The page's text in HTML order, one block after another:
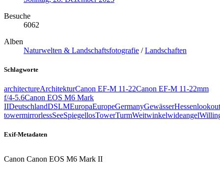
Besuche
6062
Alben
Naturwelten & Landschaftsfotografie /Landschaften
Schlagworte
architectureArchitekturCanon EF-M 11-22Canon EF-M 11-22mm
f/4-5.6Canon EOS M6 Mark
IIDeutschlandDSLMEuropaEuropeGermanyGewässerHessenlookout
towermirrorlessSeeSpiegellosTowerTurmWeitwinkelwideangel
Exif-Metadaten
Canon Canon EOS M6 Mark II